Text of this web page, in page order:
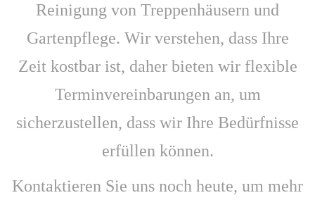
Reinigung von Treppenhäusern und
Gartenpflege. Wir verstehen, dass Ihre
Zeit kostbar ist, daher bieten wir flexible
Terminvereinbarungen an, um
sicherzustellen, dass wir Ihre Bedürfnisse
erfüllen können.
Kontaktieren Sie uns noch heute, um mehr